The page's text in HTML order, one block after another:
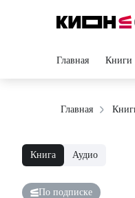
Главная Книги
Главная
Книга Аудио
По подписке